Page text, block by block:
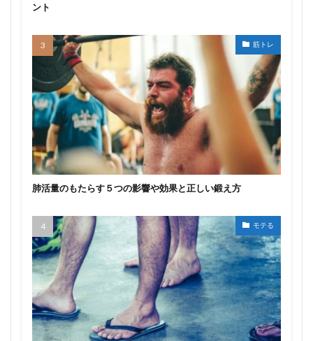
ント
筋トレ
肺活量のもたらす５つの影響や効果と正しい鍛え方
モテる